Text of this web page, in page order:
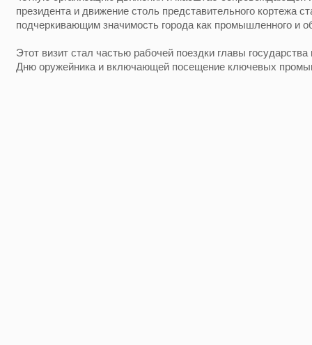
президента и движение столь представительного кортежа
подчеркивающим значимость города как промышленного и
Этот визит стал частью рабочей поездки главы
Дню оружейника и включающей посещение ключевых